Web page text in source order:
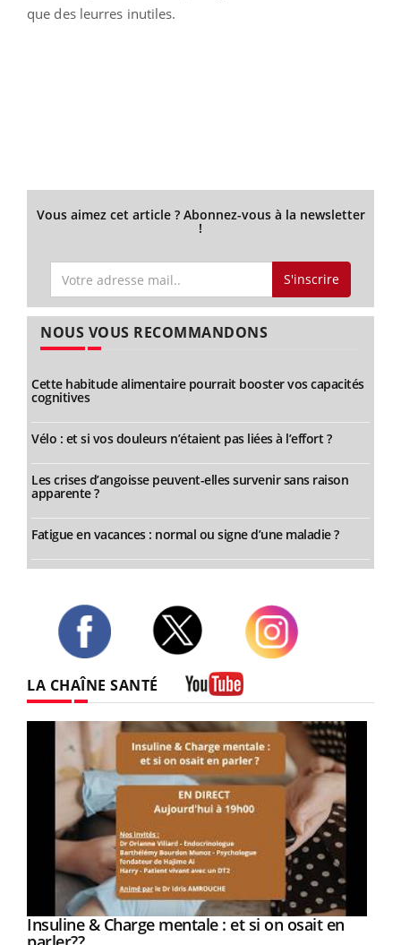
que des leurres inutiles.
Vous aimez cet article ? Abonnez-vous à la newsletter
!
S'inscrire
NOUS VOUS RECOMMANDONS
Cette habitude alimentaire pourrait booster vos capacités
cognitives
Vélo : et si vos douleurs n’étaient pas liées à l’effort ?
Les crises d’angoisse peuvent-elles survenir sans raison
apparente ?
Fatigue en vacances : normal ou signe d’une maladie ?
LA CHAÎNE SANTÉ
Youtube
Insuline & Charge mentale : et si on osait en
Youtube